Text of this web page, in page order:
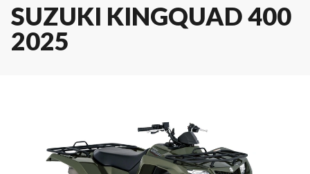
SUZUKI KINGQUAD 400
2025